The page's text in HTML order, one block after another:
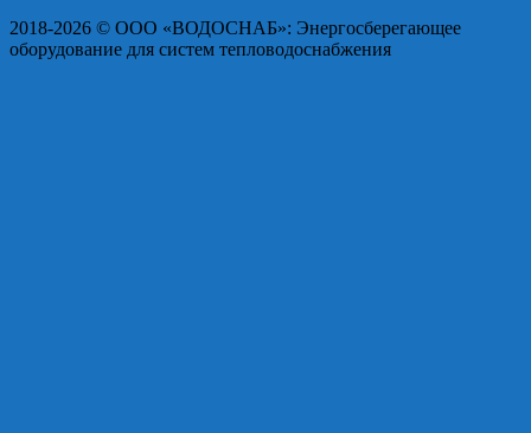
2018-2026 © OOO «ВОДОСНАБ»: Энергосберегающее
оборудование для систем тепловодоснабжения